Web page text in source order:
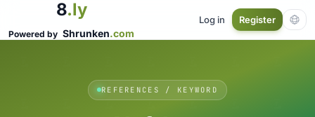
8.ly
Powered by Shrunken.com
Log in Register
REFERENCES / KEYWORD